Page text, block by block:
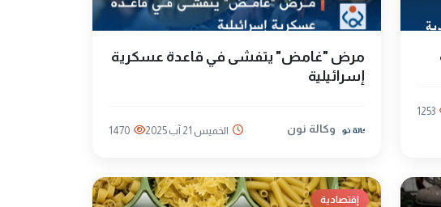
1253
مرض "غامض" يتفشى في قاعدة عسكرية
إسرائيلية
وكالة نون الخميس 21 آب 2025 1470
إقتصادية